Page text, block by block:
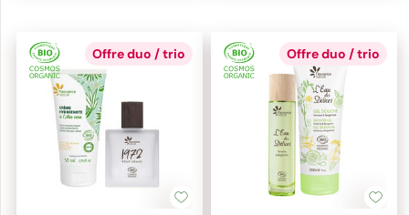
Offre duo / trio Offre duo / trio